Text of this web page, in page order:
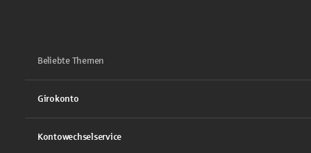
Beliebte Themen
Girokonto
Kontowechselservice